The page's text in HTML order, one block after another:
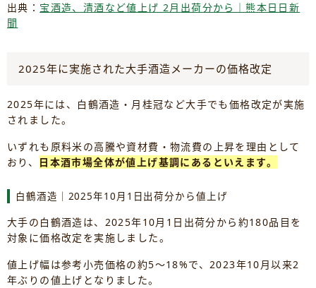
出典： 宝酒造、清酒など値上げ 2月出荷分から｜熊本日日新
聞
2025年に実施された大手酒造メーカーの価格改定
2025年には、白鶴酒造・月桂冠など大手でも価格改定が実施
されました。
いずれも原料米の高騰や資材費・物流費の上昇を理由として
おり、 日本酒市場全体が値上げ基調にあるといえます。
白鶴酒造｜2025年10月1日出荷分から値上げ
大手の白鶴酒造は、2025年10月1日出荷分から約180品目を
対象に価格改定を実施しました。
値上げ幅は参考小売価格の約5～18%で、2023年10月以来2
年ぶりの値上げとなりました。